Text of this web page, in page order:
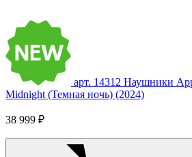
арт. 14312 Наушники
Midnight (Темная ночь) (2024)
38 999 ₽